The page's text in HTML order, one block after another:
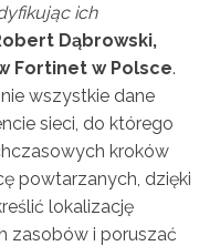
ich
Dąbrowski,
Fortinet w Polsce.
wszystkie dane
sieci, do którego
kroków
powtarzanych, dzięki
lokalizację
zasobów i poruszać